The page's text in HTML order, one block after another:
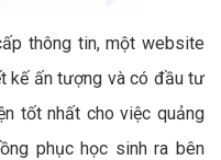
thông tin, một website
kế ấn tượng và có đầu tư
tốt nhất cho việc quảng
phục học sinh ra bên